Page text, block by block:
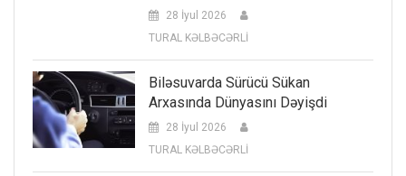
28 İyul 2026
TURAL KƏLBƏCƏRLİ
Biləsuvarda Sürücü Sükan
Arxasında Dünyasını Dəyişdi
28 İyul 2026
TURAL KƏLBƏCƏRLİ